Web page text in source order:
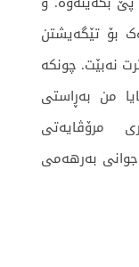
بۆ تێگەیشتن
نەبێت. چونکە
من بەڕاستی
مرۆڤایەتی
بەرهەمی